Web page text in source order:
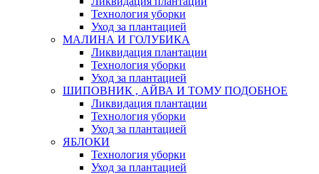
Технология уборки
Уход за плантацией
МАЛИНА И ГОЛУБИКА
Ликвидация плантации
Технология уборки
Уход за плантацией
ШИПОВНИК , АЙВА И ТОМУ ПОДОБНОЕ
Ликвидация плантации
Технология уборки
Уход за плантацией
ЯБЛОКИ
Технология уборки
Уход за плантацией